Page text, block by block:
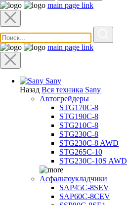
main page link
main page link
Sany
Назад Вся техника Sany
Автогрейдеры
STG170C-8
STG190C-8
STG210C-8
STG230C-8
STG230C-8 AWD
STG265C-10
STG230C-10S AWD
Асфальтоукладчики
SAP45С-8SEV
SAP60C-8CEV